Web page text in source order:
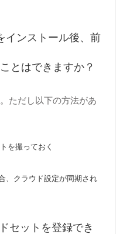
インストール後、前
とはできますか？
ただし以下の方法があ
を撮っておく
、クラウド設定が同期され
セットを登録でき